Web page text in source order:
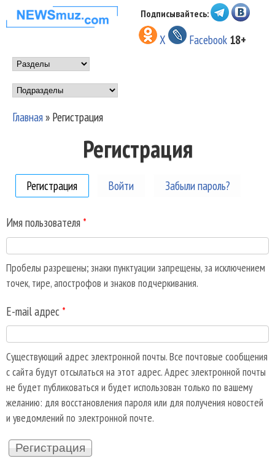
Перейти к основному
содержанию
НОВОСТИ
МУЗЫКИ И
ШОУ БИЗНЕСА
NEWSMUZ.COM
Подписывайтесь:
X Facebook 18+
Main menu
Подразделы
Главная» Регистрация
Регистрация
Регистрация (активная вкладка)
Войти Забыли пароль?
Имя пользователя *
Пробелы разрешены; знаки пунктуации запрещены, за исключением
точек, тире, апострофов и знаков подчеркивания.
E-mail адрес *
Существующий адрес электронной почты. Все почтовые сообщения
с сайта будут отсылаться на этот адрес. Адрес электронной почты
не будет публиковаться и будет использован только по вашему
желанию: для восстановления пароля или для получения новостей
и уведомлений по электронной почте.